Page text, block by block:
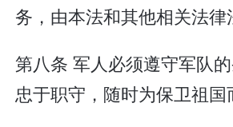
务，由本法和其他相关法律
第八条 军人必须遵守军队
忠于职守，随时为保卫祖国